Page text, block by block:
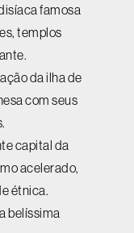
famosa
templos
da ilha de
com seus
capital da
acelerado,
étnica.
belíssima